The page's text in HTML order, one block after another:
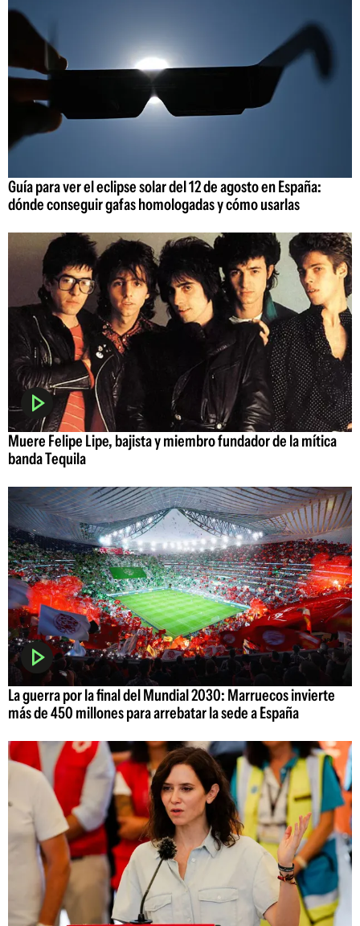
Guía para ver el eclipse solar del 12 de agosto en España:
dónde conseguir gafas homologadas y cómo usarlas
Muere Felipe Lipe, bajista y miembro fundador de la mítica
banda Tequila
La guerra por la final del Mundial 2030: Marruecos invierte
más de 450 millones para arrebatar la sede a España